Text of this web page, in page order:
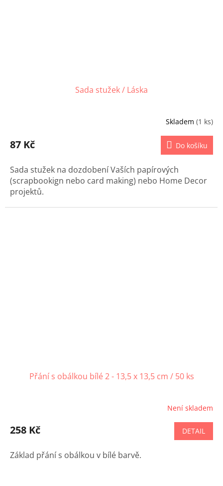
Sada stužek / Láska
Skladem (1 ks)
87 Kč Do košíku
Sada stužek na dozdobení Vaších papírových
(scrapbookign nebo card making) nebo Home Decor
projektů.
Přání s obálkou bílé 2 - 13,5 x 13,5 cm / 50 ks
Není skladem
258 Kč DETAIL
Základ přání s obálkou v bílé barvě.